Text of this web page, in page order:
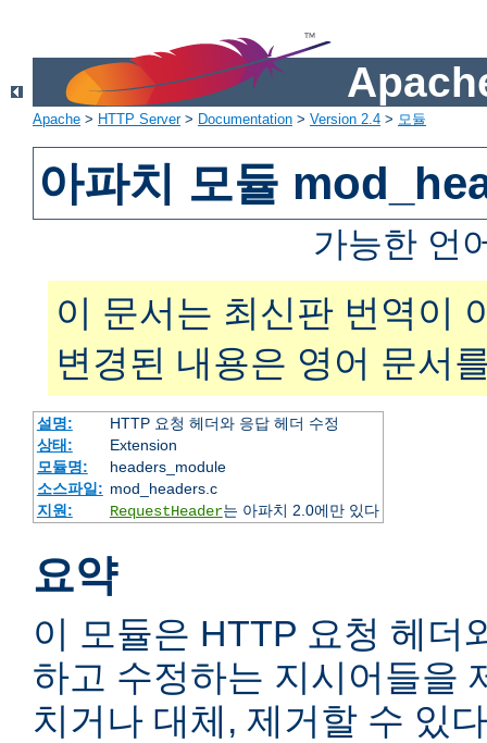
Apache > HTTP Server> Documentation > Version 2.4 > 모듈
아파치 모듈
가능한 언
이 문서는 최신판 번역이
변경된 내용은 영어 문서
설명:
HTTP 요청 헤더와 응답 헤더 수정
상태:
Extension
모듈명:
headers_module
소스파일: mod_headers.c
지원:
RequestHeader는 아파치 2.0에만 있다
요약
이 모듈은 HTTP 요청 헤더
하고 수정하는 지시어들을
치거나 대체, 제거할 수 있